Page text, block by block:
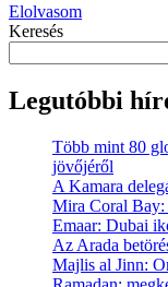
Elolvasom
Keresés
Legutóbbi
Több mint 80
jövőjéről
A Kamara
Mira Coral Bay:
Emaar: Dubai
Az Arada
Majlis al Jinn: